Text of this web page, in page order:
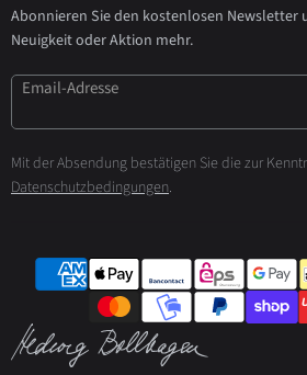
Abonnieren Sie den kostenlosen Newsletter
Neuigkeit oder Aktion mehr.
Email-Adresse
Mit der Absendung bestätigen Sie die zur
Datenschutzbedingungen.